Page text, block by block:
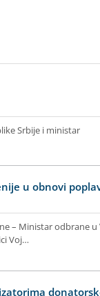
Srbije i ministar
u obnovi
– Ministar odbrane
Voj…